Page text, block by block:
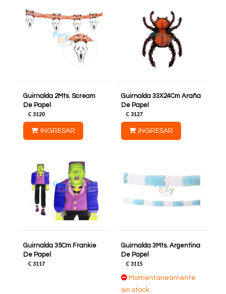
Guirnalda 2Mts. Scream
De Papel
C 3120
INGRESAR
Guirnalda 33X24Cm Araña
De Papel
C 3127
INGRESAR
Guirnalda 35Cm Frankie
De Papel
C 3117
Guirnalda 3Mts. Argentina
De Papel
C 3115
Momentaneamente
sin stock